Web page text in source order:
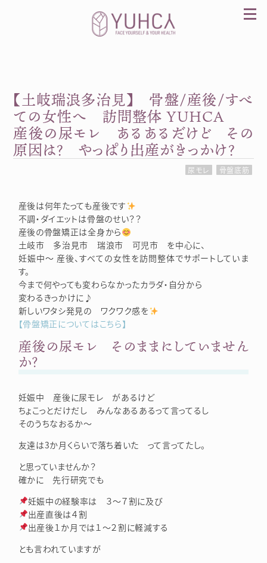
カラダを整え、習慣を変えて、心を前向きに。産
前産後訪問整体 YUHCA（ユウカ）
【土岐瑞浪多治見】 骨盤/産後/すべ
ての女性へ 訪問整体 YUHCA
産後の尿モレ あるあるだけど その
原因は？ やっぱり出産がきっかけ？
尿モレ 骨盤底筋
産後は何年たっても産後です
不調・ダイエットは骨盤のせい？？
産後の骨盤矯正は全身から
土岐市 多治見市 瑞浪市 可児市 を中心に、
妊娠中～ 産後、すべての女性を訪問整体でサポートしていま
す。
今まで何やっても変わらなかったカラダ・自分から
変わるきっかけに♪
新しいワタシ発見の ワクワク感を
【骨盤矯正についてはこちら】
産後の尿モレ そのままにしていません
か？
妊娠中 産後に尿モレ があるけど
ちょこっとだけだし みんなあるあるって言ってるし
そのうちなおるか～
友達は3か月くらいで落ち着いた って言ってたし。
と思っていませんか？
確かに 先行研究でも
妊娠中の経験率は ３～７割に及び
出産直後は４割
出産後１か月では１～２割に軽減する
とも言われていますが